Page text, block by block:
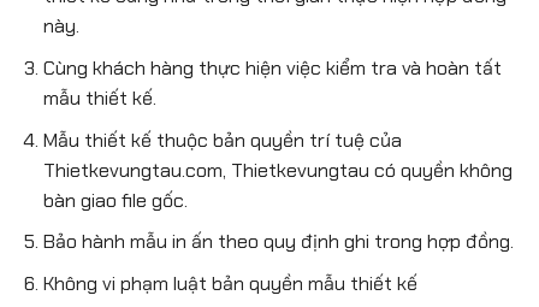
này.
Cùng khách hàng thực hiện việc kiểm tra và hoàn tất
mẫu thiết kế.
Mẫu thiết kế thuộc bản quyền trí tuệ của
Thietkevungtau.com, Thietkevungtau có quyền không
bàn giao file gốc.
Bảo hành mẫu in ấn theo quy định ghi trong hợp đồng.
Không vi phạm luật bản quyền mẫu thiết kế